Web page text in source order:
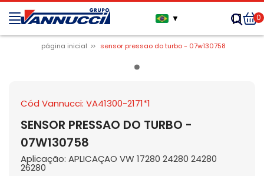
▼ 0
página inicial sensor pressao do turbo - 07w130758
Cód Vannucci: VA41300-2171*1
SENSOR PRESSAO DO TURBO -
07W130758
Aplicação: APLICAÇAO VW 17280 24280 24280
26280